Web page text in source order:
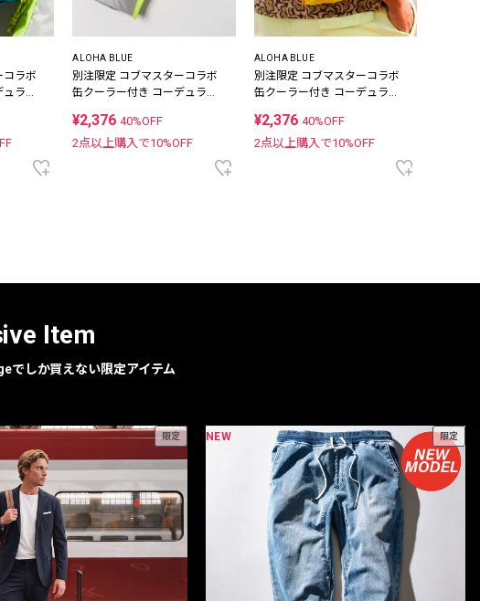
コラボ
ラナ
ALOHA BLUE
別注限定 コブマスターコラボ
缶クーラー付き コーデュラナ
¥2,37640%OFF
2点以上購入で10%OFF
ALOHA BLUE
別注限定 コブマスターコラボ
缶クーラー付き コーデュラナ
¥2,376 40%OFF
2点以上購入で10%OFF
Item
でしか買えない限定アイテム
限定 NEW 限定